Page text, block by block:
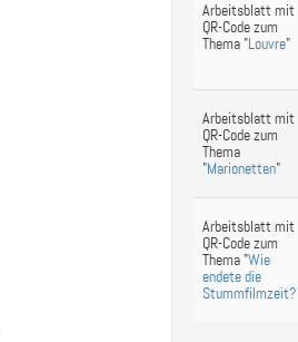
Arbeitsblatt mit
QR-Code zum
Thema "Louvre"
Arbeitsblatt mit
QR-Code zum
Thema
"Marionetten"
Arbeitsblatt mit
QR-Code zum
Thema "Wie
endete die
Stummfilmzeit?